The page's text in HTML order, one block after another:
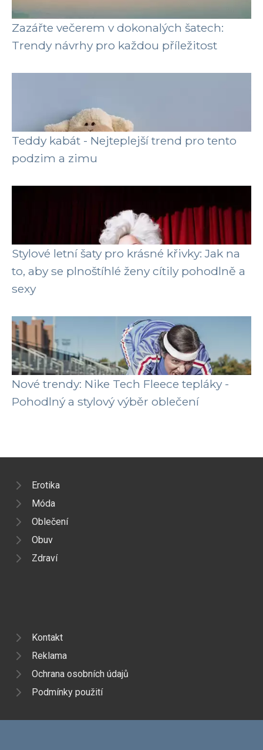
Zazářte večerem v dokonalých šatech:
Trendy návrhy pro každou příležitost
Teddy kabát - Nejteplejší trend pro tento
podzim a zimu
Stylové letní šaty pro krásné křivky: Jak na
to, aby se plnoštíhlé ženy cítily pohodlně a
sexy
Nové trendy: Nike Tech Fleece tepláky -
Pohodlný a stylový výběr oblečení
Erotika
Móda
Oblečení
Obuv
Zdraví
Kontakt
Reklama
Ochrana osobních údajů
Podmínky použití